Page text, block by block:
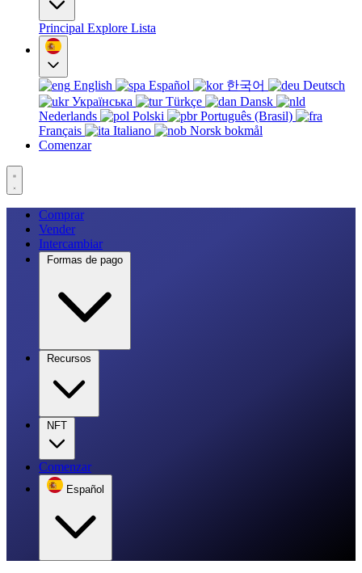
Principal Explore Lista
English Español 한국어
Deutsch
Українська
Türkçe
Dansk
Nederlands
Polski
Português (Brasil)
Français
Italiano
Norsk bokmål
Comenzar
Comprar
Vender
Intercambiar
Formas de pago
Recursos
NFT
Comenzar
Español